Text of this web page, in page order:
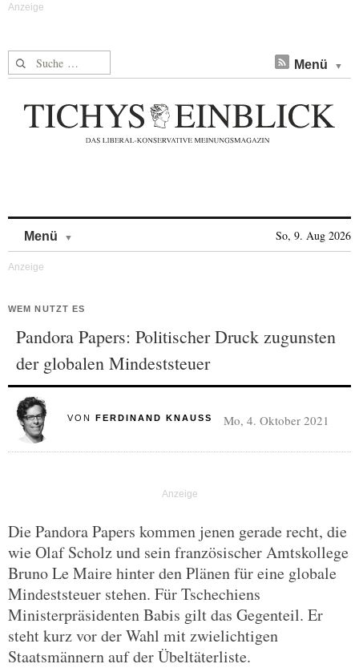
Suche nach: Menü
Menü So, 9. Aug 2026
WEM NUTZT ES
Pandora Papers: Politischer Druck zugunsten
der globalen Mindeststeuer
VON FERDINAND KNAUSS Mo, 4. Oktober 2021
Die Pandora Papers kommen jenen gerade recht, die
wie Olaf Scholz und sein französischer Amtskollege
Bruno Le Maire hinter den Plänen für eine globale
Mindeststeuer stehen. Für Tschechiens
Ministerpräsidenten Babis gilt das Gegenteil. Er
steht kurz vor der Wahl mit zwielichtigen
Staatsmännern auf der Übeltäterliste.